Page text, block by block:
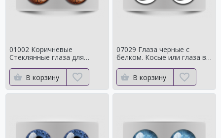
01002 Коричневые
Стеклянные глаза для
Натуральный цвет
В корзину
07029 Глаза черные с
белком. Косые или глаза в
В корзину